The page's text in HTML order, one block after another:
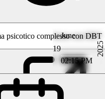
19
June
02:15 PM
2025
psicotico complesso con DBT